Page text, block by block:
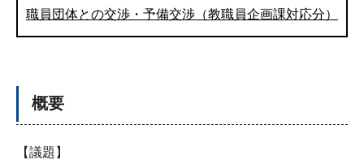
職員団体との交渉・予備交渉（教職員企画課対応分）
概要
【議題】